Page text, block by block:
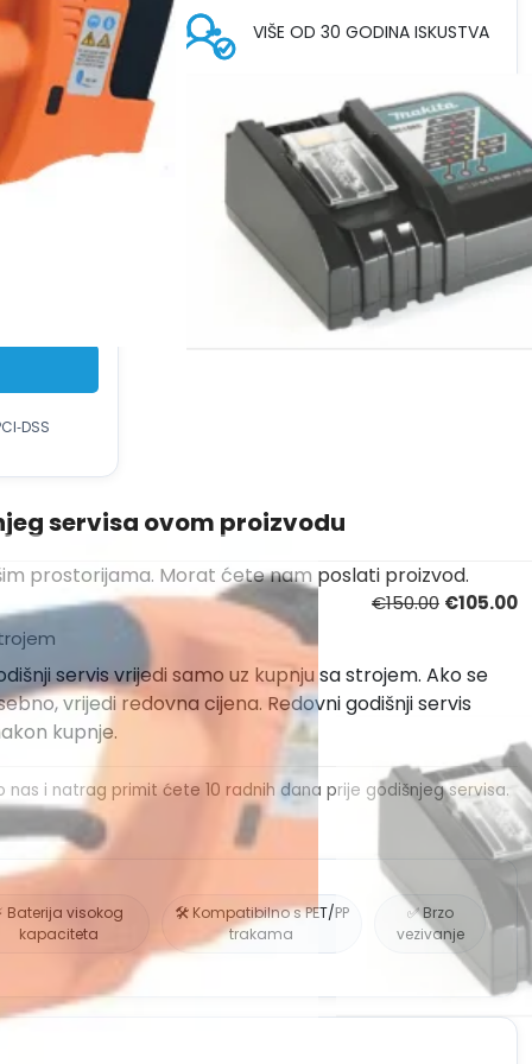
1.939 €.
dodaje pri
PDV broj
VIŠE OD 30 GODINA ISKUSTVA
DOSTAVA
ZA ALATE I SETOVE ZA
VEZIVANJE BATERIJA
servisa ovom proizvodu
prostorijama. Morat ćete nam poslati proizvod.
€150.00 €105.00
servis vrijedi samo uz kupnju sa strojem. Ako se
vrijedi redovna cijena. Redovni godišnji servis
kupnje.
i natrag primit ćete 10 radnih dana prije godišnjeg servisa.
Baterija visokog
kapaciteta
🛠️ Kompatibilno s PET/PP
trakama
✅ Brzo
vezivanje